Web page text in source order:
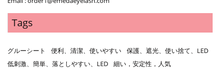
Tags
グルーシート 便利、清潔、使いやすい
保護、遮光、使い捨て、LED
低刺激、簡単、落としやすい、LED
細い，安定性，人気